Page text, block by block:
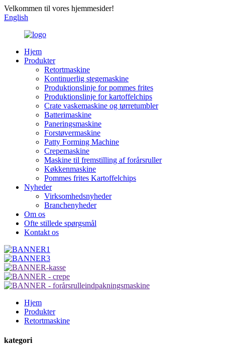
Velkommen til vores hjemmesider!
English
Hjem
Produkter
Retortmaskine
Kontinuerlig stegemaskine
Produktionslinje for pommes frites
Produktionslinje for kartoffelchips
Crate vaskemaskine og tørretumbler
Batterimaskine
Paneringsmaskine
Forstøvermaskine
Patty Forming Machine
Crepemaskine
Maskine til fremstilling af forårsruller
Køkkenmaskine
Pommes frites Kartoffelchips
Nyheder
Virksomhedsnyheder
Branchenyheder
Om os
Ofte stillede spørgsmål
Kontakt os
Hjem
Produkter
Retortmaskine
kategori